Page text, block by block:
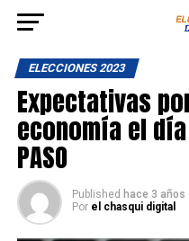
ELECCIONES 2023
Expectativas
economía el
PASO
Published hace 3 años
Por el chasqui digital